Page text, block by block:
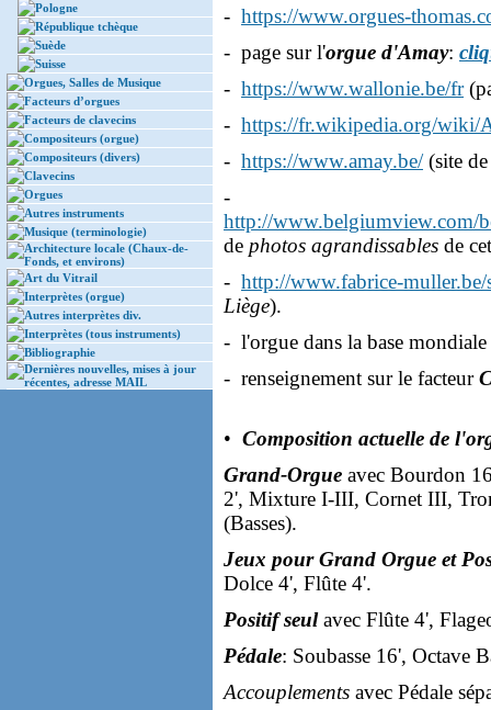
Pologne
République tchèque
Suède
Suisse
Orgues, Salles de Musique
Facteurs d’orgues
Facteurs de clavecins
Compositeurs (orgue)
Compositeurs (divers)
Clavecins
Orgues
Autres instruments
Musique (terminologie)
Architecture locale (Chaux-de-
Fonds, et environs)
Art du Vitrail
Interprètes (orgue)
Autres interprètes div.
Interprètes (tous instruments)
Bibliographie
Dernières nouvelles, mises à jour
récentes, adresse MAIL
- https://www.orgues-
- page sur l'orgue d'Amay:
- https://www.wallonie.be/fr
- https://fr.wikipedia.org/wiki/
- https://www.amay.be/(site
-
http://www.belgiumview.com/
de photos agrandissables de
- http://www.fabrice-muller.be/
Liège).
- l'orgue dans la base
- renseignement sur le facteur
• Composition actuelle de
Grand-Orgue avec Bourdon
2', Mixture I-III, Cornet III,
(Basses).
Jeux pour Grand Orgue et
Dolce 4', Flûte 4'.
Positif seulavec Flûte 4',
Pédale: Soubasse 16', Octave
Accouplements avec Pédale